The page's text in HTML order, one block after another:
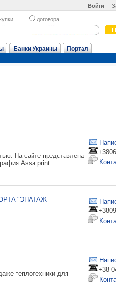
Войти
договора
Банки Украины Портал
На сайте представлена
Assa print...
"ЭПАТАЖ
+38
теплотехники для